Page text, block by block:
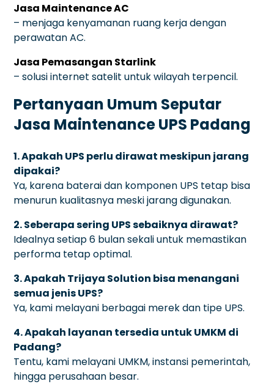
Jasa Maintenance AC
– menjaga kenyamanan ruang kerja dengan
perawatan AC.
Jasa Pemasangan Starlink
– solusi internet satelit untuk wilayah terpencil.
Pertanyaan Umum Seputar
Jasa Maintenance UPS Padang
1. Apakah UPS perlu dirawat meskipun jarang
dipakai?
Ya, karena baterai dan komponen UPS tetap bisa
menurun kualitasnya meski jarang digunakan.
2. Seberapa sering UPS sebaiknya dirawat?
Idealnya setiap 6 bulan sekali untuk memastikan
performa tetap optimal.
3. Apakah Trijaya Solution bisa menangani
semua jenis UPS?
Ya, kami melayani berbagai merek dan tipe UPS.
4. Apakah layanan tersedia untuk UMKM di
Padang?
Tentu, kami melayani UMKM, instansi pemerintah,
hingga perusahaan besar.